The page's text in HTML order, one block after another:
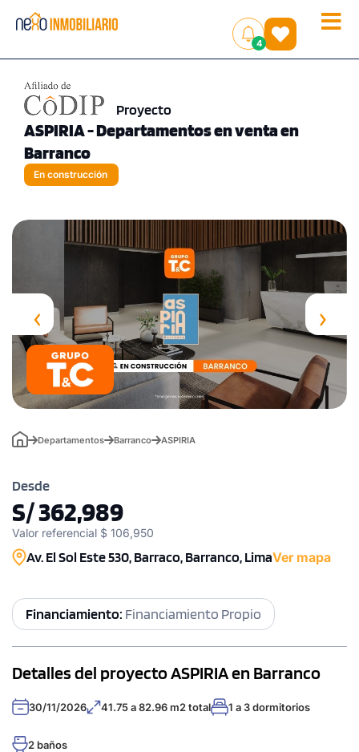
Toggle
4
()
Proyecto
ASPIRIA - Departamentos en venta en
Barranco
En construcción
‹ ›
Departamentos Barranco ASPIRIA
Desde
S/ 362,989
Valor referencial $ 106,950
Av. El Sol Este 530, Barraco, Barranco, LimaVer mapa
Financiamiento: Financiamiento Propio
Detalles del proyecto ASPIRIA en Barranco
30/11/2026 41.75 a 82.96 m2 total 1 a 3 dormitorios
2 baños